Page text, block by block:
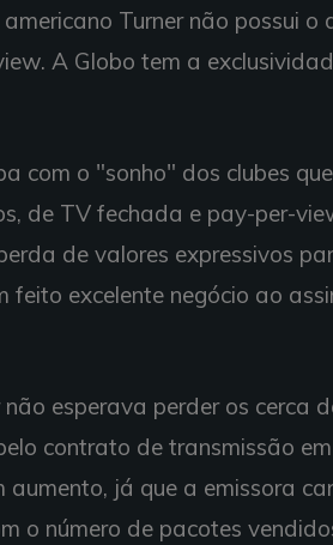
Turner não possui o
A Globo tem a
com o "sonho" dos clubes
de TV fechada e pay-per-
de valores expressivos
feito excelente negócio ao
esperava perder os cerca
contrato de transmissão
já que a emissora
o número de pacotes